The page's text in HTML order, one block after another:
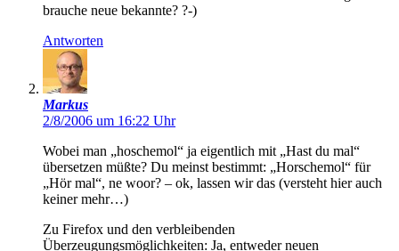
brauche neue bekannte? ?-)
Antworten
Markus
2/8/2006 um 16:22 Uhr
Wobei man „hoschemol“ ja eigentlich mit „Hast du mal“
übersetzen müßte? Du meinst bestimmt: „Horschemol“ für
„Hör mal“, ne woor? – ok, lassen wir das (versteht hier auch
keiner mehr…)
Zu Firefox und den verbleibenden
Überzeugungsmöglichkeiten: Ja, entweder neuen